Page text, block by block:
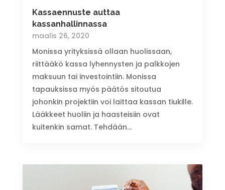
Kassaennuste auttaa
kassanhallinnassa
maalis 26, 2020
Monissa yrityksissä ollaan huolissaan,
riittääkö kassa lyhennysten ja palkkojen
maksuun tai investointiin. Monissa
tapauksissa myös päätös sitoutua
johonkin projektiin voi laittaa kassan tiukille.
Lääkkeet huoliin ja haasteisiin ovat
kuitenkin samat. Tehdään...